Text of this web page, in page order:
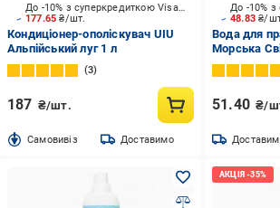
177.65₴/шт.
До -10% з суперкредиткою Visa Вигода
Кондиціонер-ополіскувач UIU
Альпійський луг 1 л
3
187 ₴/шт.
Cамовивіз Доставимо
48.83₴/
Вода для
Морська
51.40 ₴/